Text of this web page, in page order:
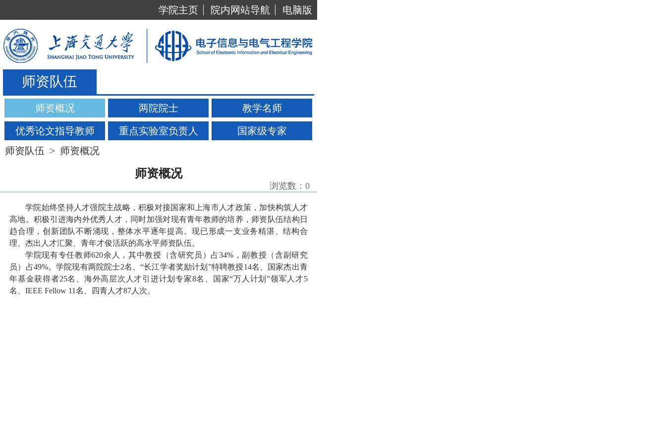
学院主页 院内网站导航 电脑版
师资队伍
师资概况 两院院士 教学名师
优秀论文指导教师 重点实验室负责人
国家级专家
师资队伍 > 师资概况
师资概况
浏览数： 0
学院始终坚持人才强院主战略，积极对接国家和上海市人才政策，加快构筑人才
高地。积极引进海内外优秀人才，同时加强对现有青年教师的培养，师资队伍结构日
趋合理，创新团队不断涌现，整体水平逐年提高。现已形成一支业务精湛、结构合
理、杰出人才汇聚、青年才俊活跃的高水平师资队伍。
学院现有专任教师620余人，其中教授（含研究员）占34%，副教授（含副研究
员）占49%。学院现有两院院士2名、“长江学者奖励计划”特聘教授14名、国家杰出青
年基金获得者25名、海外高层次人才引进计划专家8名、国家“万人计划”领军人才5
名、IEEE Fellow 11名、四青人才87人次。